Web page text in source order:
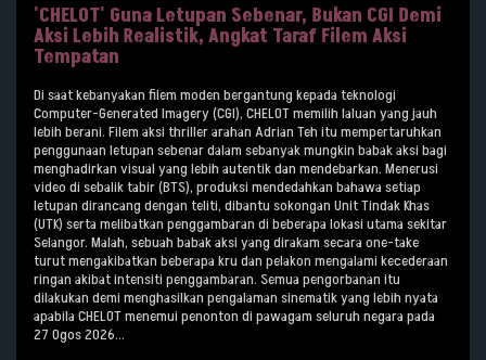
'CHELOT' Guna Letupan Sebenar, Bukan CGI Demi
Aksi Lebih Realistik, Angkat Taraf Filem Aksi
Tempatan
Di saat kebanyakan filem moden bergantung kepada teknologi
Computer-Generated Imagery (CGI), CHELOT memilih laluan yang jauh
lebih berani. Filem aksi thriller arahan Adrian Teh itu mempertaruhkan
penggunaan letupan sebenar dalam sebanyak mungkin babak aksi bagi
menghadirkan visual yang lebih autentik dan mendebarkan. Menerusi
video di sebalik tabir (BTS), produksi mendedahkan bahawa setiap
letupan dirancang dengan teliti, dibantu sokongan Unit Tindak Khas
(UTK) serta melibatkan penggambaran di beberapa lokasi utama sekitar
Selangor. Malah, sebuah babak aksi yang dirakam secara one-take
turut mengakibatkan beberapa kru dan pelakon mengalami kecederaan
ringan akibat intensiti penggambaran. Semua pengorbanan itu
dilakukan demi menghasilkan pengalaman sinematik yang lebih nyata
apabila CHELOT menemui penonton di pawagam seluruh negara pada
27 Ogos 2026...